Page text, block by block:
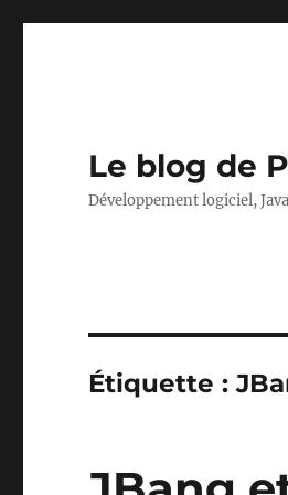
Le blog de
Développement logiciel,
Étiquette :